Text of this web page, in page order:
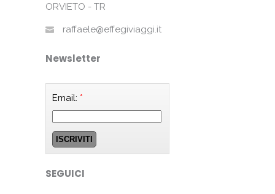
ORVIETO - TR
raffaele@effegiviaggi.it
Newsletter
Email: *
SEGUICI